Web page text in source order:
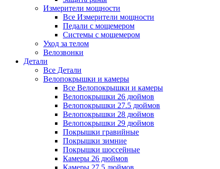
Измерители мощности
Все Измерители мощности
Педали с мощемером
Системы с мощемером
Уход за телом
Велозвонки
Детали
Все Детали
Велопокрышки и камеры
Все Велопокрышки и камеры
Велопокрышки 26 дюймов
Велопокрышки 27.5 дюймов
Велопокрышки 28 дюймов
Велопокрышки 29 дюймов
Покрышки гравийные
Покрышки зимние
Покрышки шоссейные
Камеры 26 дюймов
Камеры 27.5 дюймов